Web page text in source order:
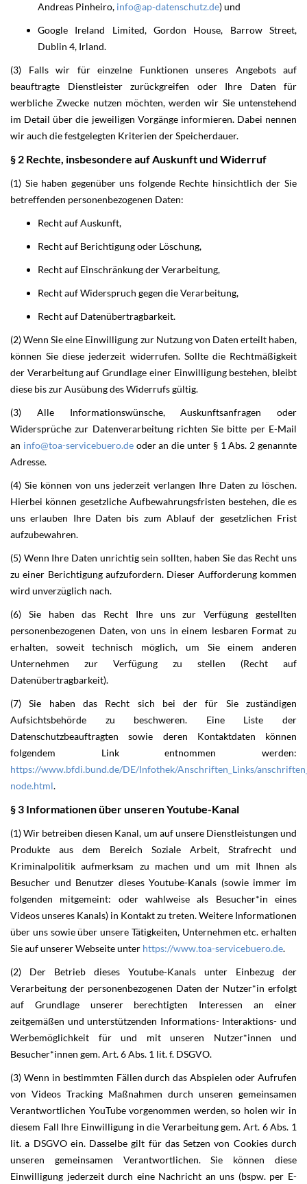
Andreas Pinheiro, info@ap-datenschutz.de) und
Google Ireland Limited, Gordon House, Barrow Street,
Dublin 4, Irland.
(3) Falls wir für einzelne Funktionen unseres Angebots auf
beauftragte Dienstleister zurückgreifen oder Ihre Daten für
werbliche Zwecke nutzen möchten, werden wir Sie untenstehend
im Detail über die jeweiligen Vorgänge informieren. Dabei nennen
wir auch die festgelegten Kriterien der Speicherdauer.
§ 2 Rechte, insbesondere auf Auskunft und Widerruf
(1) Sie haben gegenüber uns folgende Rechte hinsichtlich der Sie
betreffenden personenbezogenen Daten:
Recht auf Auskunft,
Recht auf Berichtigung oder Löschung,
Recht auf Einschränkung der Verarbeitung,
Recht auf Widerspruch gegen die Verarbeitung,
Recht auf Datenübertragbarkeit.
(2) Wenn Sie eine Einwilligung zur Nutzung von Daten erteilt haben,
können Sie diese jederzeit widerrufen. Sollte die Rechtmäßigkeit
der Verarbeitung auf Grundlage einer Einwilligung bestehen, bleibt
diese bis zur Ausübung des Widerrufs gültig.
(3) Alle Informationswünsche, Auskunftsanfragen oder
Widersprüche zur Datenverarbeitung richten Sie bitte per E-Mail
an info@toa-servicebuero.deoder an die unter § 1 Abs. 2 genannte
Adresse.
(4) Sie können von uns jederzeit verlangen Ihre Daten zu löschen.
Hierbei können gesetzliche Aufbewahrungsfristen bestehen, die es
uns erlauben Ihre Daten bis zum Ablauf der gesetzlichen Frist
aufzubewahren.
(5) Wenn Ihre Daten unrichtig sein sollten, haben Sie das Recht uns
zu einer Berichtigung aufzufordern. Dieser Aufforderung kommen
wird unverzüglich nach.
(6) Sie haben das Recht Ihre uns zur Verfügung gestellten
personenbezogenen Daten, von uns in einem lesbaren Format zu
erhalten, soweit technisch möglich, um Sie einem anderen
Unternehmen zur Verfügung zu stellen (Recht auf
Datenübertragbarkeit).
(7) Sie haben das Recht sich bei der für Sie zuständigen
Aufsichtsbehörde zu beschweren. Eine Liste der
Datenschutzbeauftragten sowie deren Kontaktdaten können
folgendem Link entnommen werden:
https://www.bfdi.bund.de/DE/Infothek/Anschriften_Links/
node.html.
§ 3 Informationen über unseren Youtube-Kanal
(1) Wir betreiben diesen Kanal, um auf unsere Dienstleistungen und
Produkte aus dem Bereich Soziale Arbeit, Strafrecht und
Kriminalpolitik aufmerksam zu machen und um mit Ihnen als
Besucher und Benutzer dieses Youtube-Kanals (sowie immer im
folgenden mitgemeint: oder wahlweise als Besucher*in eines
Videos unseres Kanals) in Kontakt zu treten. Weitere Informationen
über uns sowie über unsere Tätigkeiten, Unternehmen etc. erhalten
Sie auf unserer Webseite unter https://www.toa-servicebuero.de.
(2) Der Betrieb dieses Youtube-Kanals unter Einbezug der
Verarbeitung der personenbezogenen Daten der Nutzer*in erfolgt
auf Grundlage unserer berechtigten Interessen an einer
zeitgemäßen und unterstützenden Informations- Interaktions- und
Werbemöglichkeit für und mit unseren Nutzer*innen und
Besucher*innen gem. Art. 6 Abs. 1 lit. f. DSGVO.
(3) Wenn in bestimmten Fällen durch das Abspielen oder Aufrufen
von Videos Tracking Maßnahmen durch unseren gemeinsamen
Verantwortlichen YouTube vorgenommen werden, so holen wir in
diesem Fall Ihre Einwilligung in die Verarbeitung gem. Art. 6 Abs. 1
lit. a DSGVO ein. Dasselbe gilt für das Setzen von Cookies durch
unseren gemeinsamen Verantwortlichen. Sie können diese
Einwilligung jederzeit durch eine Nachricht an uns (bspw. per E-